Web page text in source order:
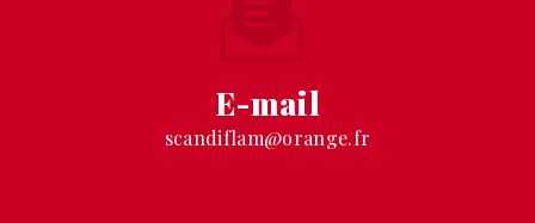
E-mail
scandiflam@orange.fr